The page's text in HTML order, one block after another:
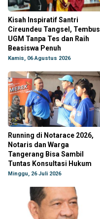
Kisah Inspiratif Santri
Cireundeu Tangsel, Tembus
UGM Tanpa Tes dan Raih
Beasiswa Penuh
Kamis, 06 Agustus 2026
Running di Notarace 2026,
Notaris dan Warga
Tangerang Bisa Sambil
Tuntas Konsultasi Hukum
Minggu, 26 Juli 2026